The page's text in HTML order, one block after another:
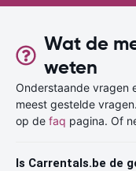
Wat de
weten
Onderstaande vragen
meest gestelde
op de faq pagina. Of
Is Carrentals.be de